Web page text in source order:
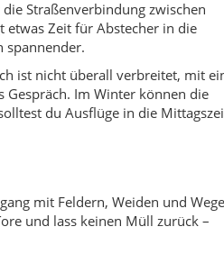
direkt bei kleinen Läden und
offene Feuer, vor allem in
der Küste suchen.
Dorfleben einfangen.
der Türkei aussieht.
entdecken möchten.